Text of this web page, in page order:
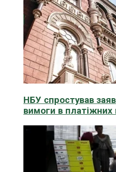
НБУ спростував
вимоги в платіжних